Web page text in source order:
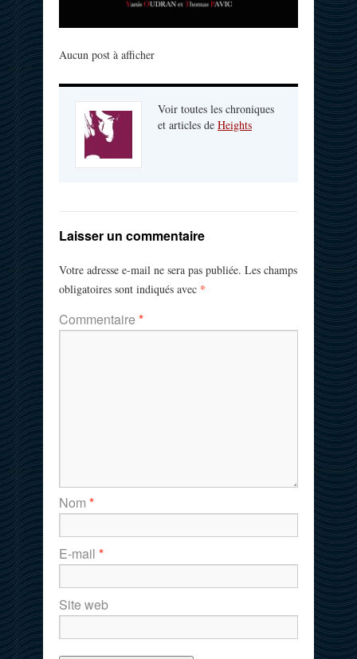
Aucun post à afficher
Voir toutes les chroniques
et articles de Heights
Laisser un commentaire
Votre adresse e-mail ne sera pas publiée. Les champs
obligatoires sont indiqués avec *
Commentaire *
Nom *
E-mail *
Site web